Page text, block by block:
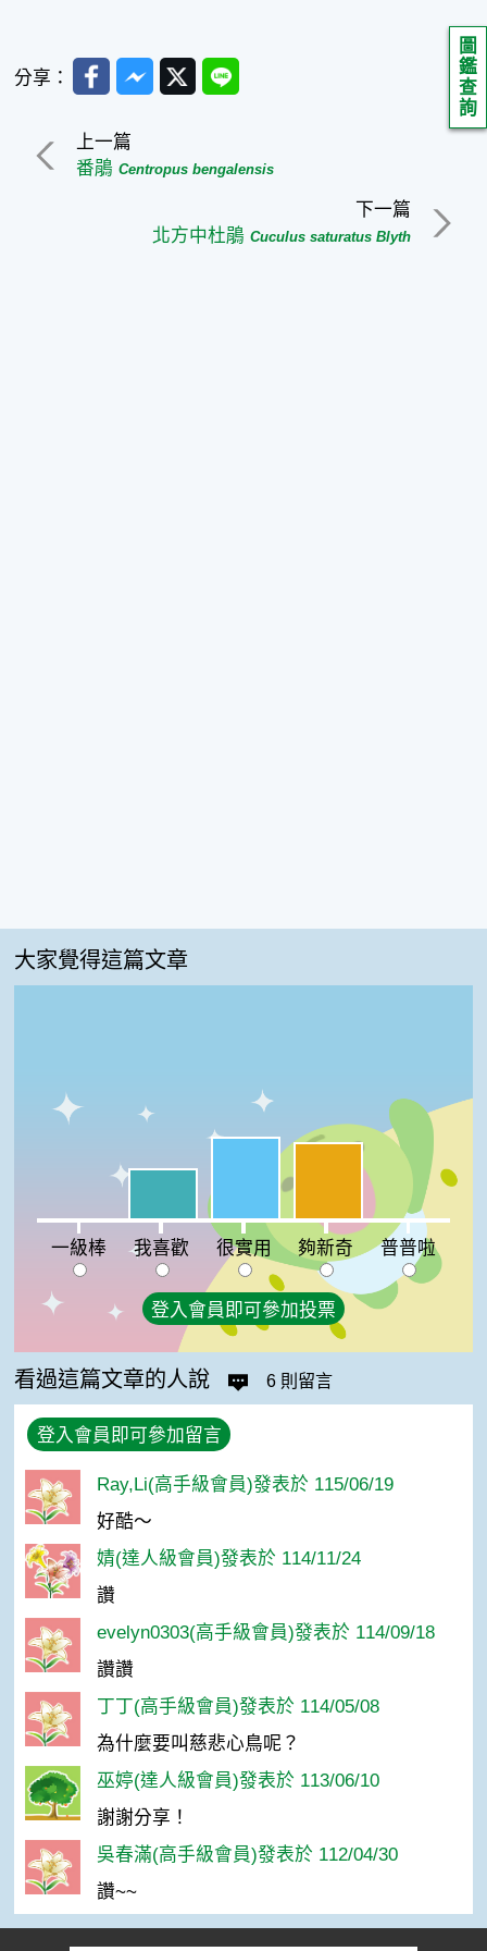
圖
鑑
查
詢
分享： FacebookMessenger
TwitterLine
上一篇
番鵑Centropus bengalensis
下一篇
北方中杜鵑 Cuculus saturatus Blyth
大家覺得這篇文章
一級棒:0%
我喜歡:24%
很實用:39%夠新奇:36%
普普啦:0%
一級棒 我喜歡 很實用 夠新奇 普普啦
登入會員即可參加投票
看過這篇文章的人說 6 則留言
登入會員即可參加留言
Ray,Li(高手級會員)發表於 115/06/19
好酷～
婧(達人級會員)發表於 114/11/24
讚
evelyn0303(高手級會員)發表於 114/09/18
讚讚
丁丁(高手級會員)發表於 114/05/08
為什麼要叫慈悲心鳥呢？
巫婷(達人級會員)發表於 113/06/10
謝謝分享！
吳春滿(高手級會員)發表於 112/04/30
讚~~